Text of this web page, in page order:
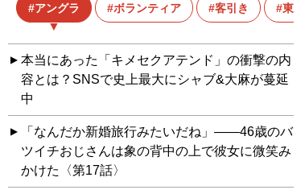
アングラ ボランティア 客引き 東京
本当にあった「キメセクアテンド」の衝撃の内
容とは？SNSで史上最大にシャブ&大麻が蔓延
中
「なんだか新婚旅行みたいだね」――46歳のバ
ツイチおじさんは象の背中の上で彼女に微笑み
かけた〈第17話〉